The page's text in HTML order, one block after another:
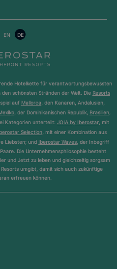
EN DE
Hotelkette für verantwortungsbewussten
den schönsten Stränden der Welt. Die Resorts
auf Mallorca, den Kanaren, Andalusien,
, der Dominikanischen Republik, Brasilien,
Kategorien unterteilt: JOIA by Iberostar, mit
Selection, mit einer Kombination aus
Liebsten; und Iberostar Waves, der Inbegriff
Die Unternehmensphilosophie besteht
und Jetzt zu leben und gleichzeitig sorgsam
umgibt, damit sich auch zukünftige
erfreuen können.